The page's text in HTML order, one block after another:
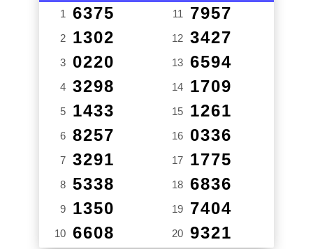
1 6375
2 1302
3 0220
4 3298
5 1433
6 8257
7 3291
8 5338
9 1350
10 6608
11 7957
12 3427
13 6594
14 1709
15 1261
16 0336
17 1775
18 6836
19 7404
20 9321